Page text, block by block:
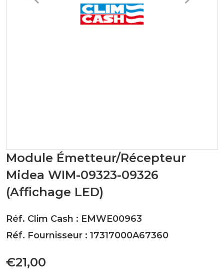
Module Émetteur/Récepteur
Midea WIM-09323-09326
(Affichage LED)
Réf. Clim Cash : EMWE00963
Réf. Fournisseur : 17317000A67360
€21,00